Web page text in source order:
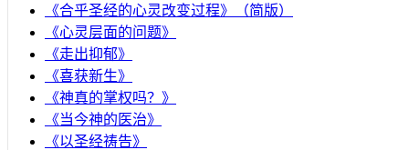
《合乎圣经的心灵改变过程》（简版）
《心灵层面的问题》
《走出抑郁》
《喜获新生》
《神真的掌权吗？》
《当今神的医治》
《以圣经祷告》